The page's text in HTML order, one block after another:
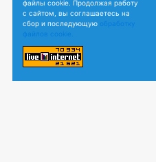
файлы cookie. Продолжая работу
с сайтом, вы соглашаетесь на
сбор и последующую обработку
файлов cookie.